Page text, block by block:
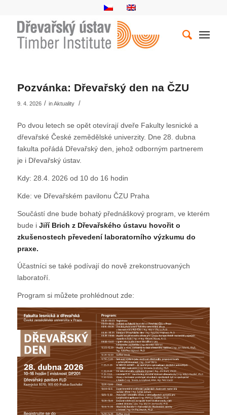
Pozvánka: Dřevařský den na ČZU
9. 4. 2026 / inAktuality /
Po dvou letech se opět otevírají dveře Fakulty lesnické a
dřevařské České zemědělské univerzity. Dne 28. dubna
fakulta pořádá Dřevařský den, jehož odborným partnerem
je i Dřevařský ústav.
Kdy: 28.4. 2026 od 10 do 16 hodin
Kde: ve Dřevařském pavilonu ČZU Praha
Součástí dne bude bohatý přednáškový program, ve kterém
bude i Jiří Brich z Dřevařského ústavu hovořit o
zkušenostech převedení laboratorního výzkumu do
praxe.
Účastníci se také podívají do nově zrekonstruovaných
laboratoří.
Program si můžete prohlédnout zde: